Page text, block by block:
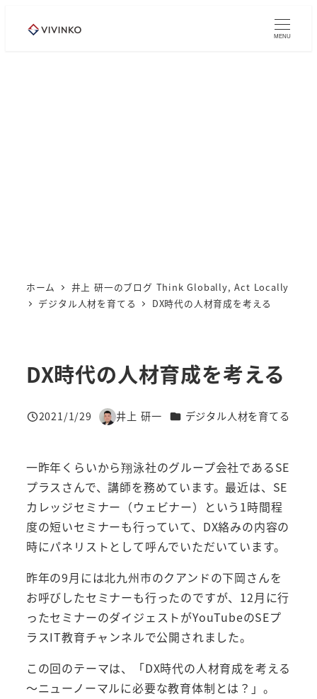
MENU
ホーム
井上 研一のブログ Think Globally, Act Locally
デジタル人材を育てる
DX時代の人材育成を考える
DX時代の人材育成を考える
投稿日
2021/1/29
著
井上 研一 カテゴリー
デジタル人材を育てる
一昨年くらいから翔泳社のグループ会社であるSE
プラスさんで、講師を務めています。最近は、SE
カレッジセミナー（ウェビナー）という1時間程
度の短いセミナーも行っていて、DX絡みの内容の
時にパネリストとして呼んでいただいています。
昨年の9月には北九州市のクアンドの下岡さんを
お呼びしたセミナーも行ったのですが、12月に行
ったセミナーのダイジェストがYouTubeのSEプ
ラスIT教育チャンネルで公開されました。
この回のテーマは、「DX時代の人材育成を考える
～ニューノーマルに必要な教育体制とは？」。